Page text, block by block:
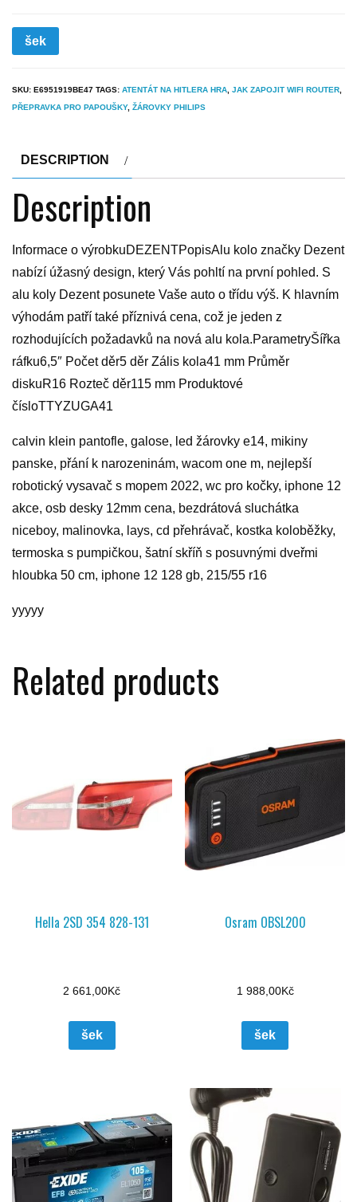
šek
SKU: E6951919BE47 TAGS: ATENTÁT NA HITLERA HRA, JAK ZAPOJIT WIFI ROUTER,
PŘEPRAVKA PRO PAPOUŠKY, ŽÁROVKY PHILIPS
DESCRIPTION
Description
Informace o výrobkuDEZENTPopisAlu kolo značky Dezent
nabízí úžasný design, který Vás pohltí na první pohled. S
alu koly Dezent posunete Vaše auto o třídu výš. K hlavním
výhodám patří také příznivá cena, což je jeden z
rozhodujících požadavků na nová alu kola.ParametryŠířka
ráfku6,5″ Počet děr5 děr Zális kola41 mm Průměr
diskuR16 Rozteč děr115 mm Produktové
čísloTTYZUGA41
calvin klein pantofle, galose, led žárovky e14, mikiny
panske, přání k narozeninám, wacom one m, nejlepší
robotický vysavač s mopem 2022, wc pro kočky, iphone 12
akce, osb desky 12mm cena, bezdrátová sluchátka
niceboy, malinovka, lays, cd přehrávač, kostka koloběžky,
termoska s pumpičkou, šatní skříň s posuvnými dveřmi
hloubka 50 cm, iphone 12 128 gb, 215/55 r16
yyyyy
Related products
Hella 2SD 354 828-131
2 661,00Kč
šek
Osram OBSL200
1 988,00Kč
šek